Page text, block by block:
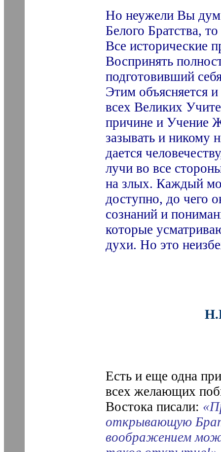
Но неужели Вы
Белого Братства,
Все исторические
Воспринять
подготовивший
Этим объясняется
всех Великих
причине и Учение
зазывать и никому
дается
лучи во все
на злых. Каждый
доступно, до чего
сознаний и
которые
духи. Но это
Есть и еще одна
всех желающих
Востока писали:
открывающую
воображением